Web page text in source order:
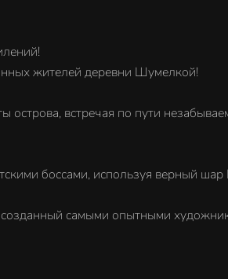
жителей деревни Шумелкой!
встречая по пути
боссами, используя верный шар
самыми опытными